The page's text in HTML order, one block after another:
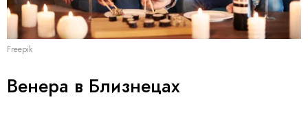
Freepik
Венера в Близнецах